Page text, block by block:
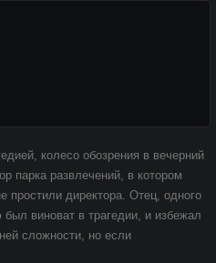
колесо обозрения в вечерний
парка развлечений, в котором
простили директора. Отец, одного
виноват в трагедии, и избежал
сложности, но если